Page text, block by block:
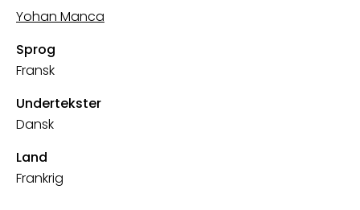
Yohan Manca
Sprog
Fransk
Undertekster
Dansk
Land
Frankrig